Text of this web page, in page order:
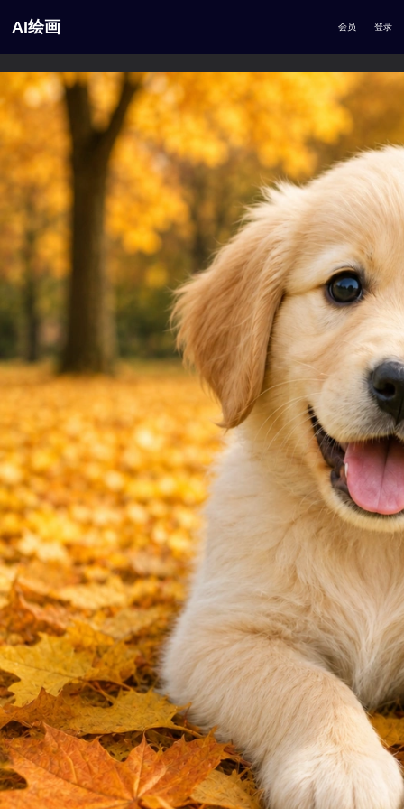
AI绘画 会员 登录